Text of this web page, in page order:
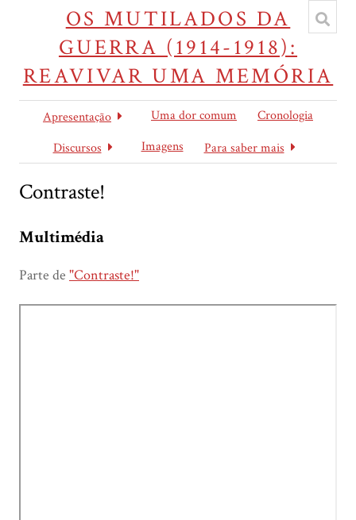
OS MUTILADOS DA
GUERRA (1914-1918):
REAVIVAR UMA MEMÓRIA
Apresentação Uma dor comum
Cronologia
Discursos
Imagens Para saber mais
Contraste!
Multimédia
Parte de "Contraste!"